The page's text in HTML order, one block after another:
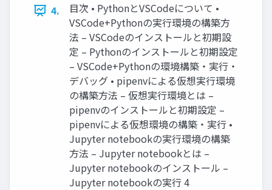
4.
目次 • PythonとVSCodeについて •
VSCode+Pythonの実行環境の構築方
法 – VSCodeのインストールと初期設
定 – Pythonのインストールと初期設定
– VSCode+Pythonの環境構築・実行・
デバッグ • pipenvによる仮想実行環境
の構築方法 – 仮想実行環境とは –
pipenvのインストールと初期設定 –
pipenvによる仮想環境の構築・実行 •
Jupyter notebookの実行環境の構築
方法 – Jupyter notebookとは –
Jupyter notebookのインストール –
Jupyter notebookの実行 4